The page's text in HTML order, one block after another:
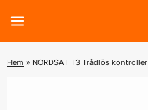
content
Hem » NORDSAT T3 Trådlös kontroller